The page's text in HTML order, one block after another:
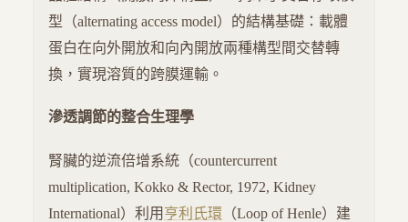
型（alternating access model）的結構基礎：載體
蛋白在向外開放和向內開放兩種構型間交替轉
換，實現溶質的跨膜運輸。
滲透調節的整合生理學
腎臟的逆流倍增系統（countercurrent
multiplication, Kokko & Rector, 1972, Kidney
International）利用 亨利氏環 （Loop of Henle）建